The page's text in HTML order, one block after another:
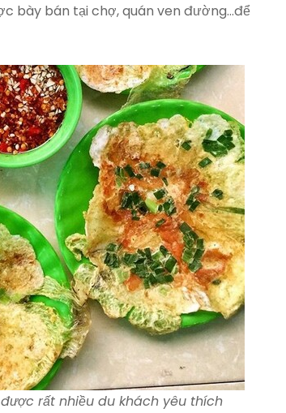
bày bán tại chợ, quán ven đường…để
rất nhiều du khách yêu thích